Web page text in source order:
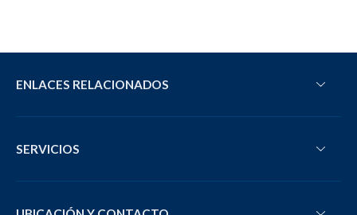
ENLACES RELACIONADOS
SERVICIOS